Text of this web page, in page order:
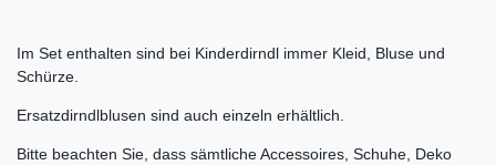
Im Set enthalten sind bei Kinderdirndl immer Kleid, Bluse und
Schürze.
Ersatzdirndlblusen sind auch einzeln erhältlich.
Bitte beachten Sie, dass sämtliche Accessoires, Schuhe, Deko